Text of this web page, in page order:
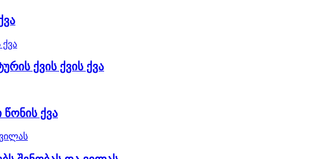
ქვის ქვის ქვა
ქვა